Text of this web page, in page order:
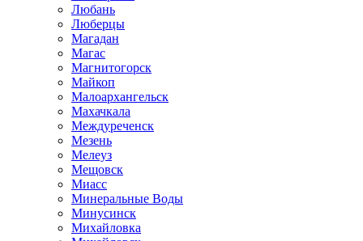
Любань
Люберцы
Магадан
Магас
Магнитогорск
Майкоп
Малоархангельск
Махачкала
Междуреченск
Мезень
Мелеуз
Мещовск
Миасс
Минеральные Воды
Минусинск
Михайловка